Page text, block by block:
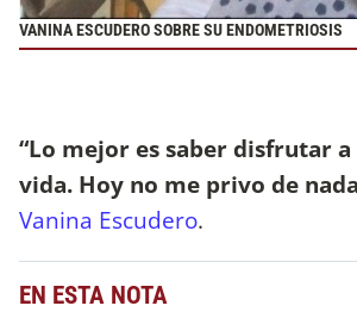
VANINA ESCUDERO SOBRE SU ENDOMETRIOSIS
“Lo mejor es saber disfrutar
vida. Hoy no me privo de
Vanina Escudero.
EN ESTA NOTA